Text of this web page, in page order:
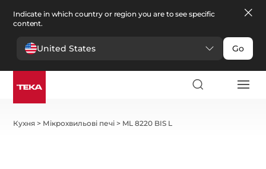
Indicate in which country or region you are to see specific
content.
United States Go
Кухня > Мікрохвильові печі > ML 8220 BIS L